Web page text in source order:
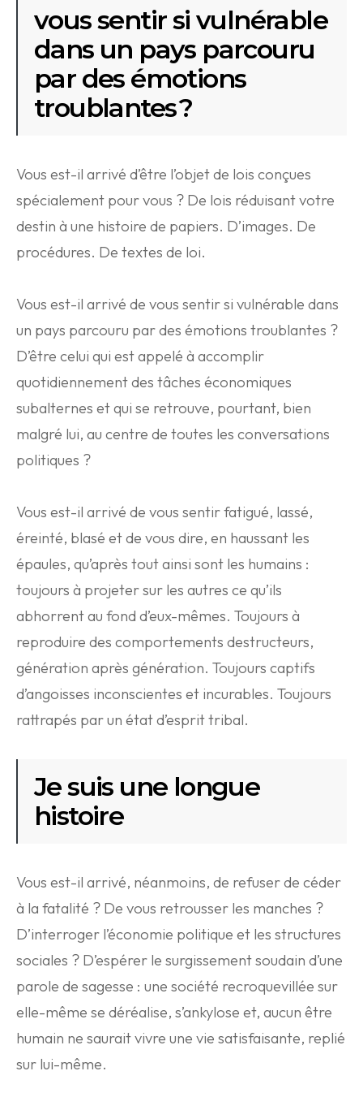
vous sentir si vulnérable
dans un pays parcouru
par des émotions
troublantes ?
Vous est-il arrivé d’être l’objet de lois conçues
spécialement pour vous ? De lois réduisant votre
destin à une histoire de papiers. D’images. De
procédures. De textes de loi.
Vous est-il arrivé de vous sentir si vulnérable dans
un pays parcouru par des émotions troublantes ?
D’être celui qui est appelé à accomplir
quotidiennement des tâches économiques
subalternes et qui se retrouve, pourtant, bien
malgré lui, au centre de toutes les conversations
politiques ?
Vous est-il arrivé de vous sentir fatigué, lassé,
éreinté, blasé et de vous dire, en haussant les
épaules, qu’après tout ainsi sont les humains :
toujours à projeter sur les autres ce qu’ils
abhorrent au fond d’eux-mêmes. Toujours à
reproduire des comportements destructeurs,
génération après génération. Toujours captifs
d’angoisses inconscientes et incurables. Toujours
rattrapés par un état d’esprit tribal.
Je suis une longue
histoire
Vous est-il arrivé, néanmoins, de refuser de céder
à la fatalité ? De vous retrousser les manches ?
D’interroger l’économie politique et les structures
sociales ? D’espérer le surgissement soudain d’une
parole de sagesse : une société recroquevillée sur
elle-même se déréalise, s’ankylose et, aucun être
humain ne saurait vivre une vie satisfaisante, replié
sur lui-même.